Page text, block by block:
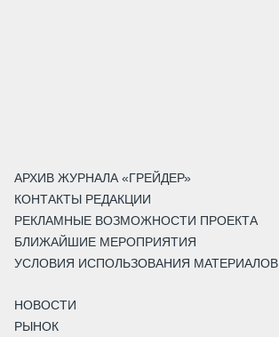
АРХИВ ЖУРНАЛА «ГРЕЙДЕР»
КОНТАКТЫ РЕДАКЦИИ
РЕКЛАМНЫЕ ВОЗМОЖНОСТИ ПРОЕКТА
БЛИЖАЙШИЕ МЕРОПРИЯТИЯ
УСЛОВИЯ ИСПОЛЬЗОВАНИЯ МАТЕРИАЛОВ
НОВОСТИ
РЫНОК